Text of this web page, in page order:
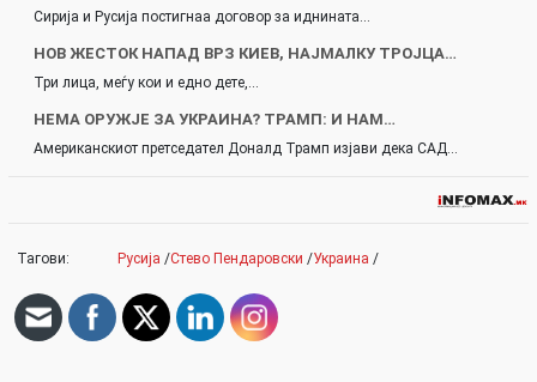
Сирија и Русија постигнаа договор за иднината…
НОВ ЖЕСТОК НАПАД ВРЗ КИЕВ, НАЈМАЛКУ ТРОЈЦА…
Три лица, меѓу кои и едно дете,…
НЕМА ОРУЖЈЕ ЗА УКРАИНА? ТРАМП: И НАМ…
Американскиот претседател Доналд Трамп изјави дека САД…
Тагови: Русија /Стево Пендаровски /Украина /